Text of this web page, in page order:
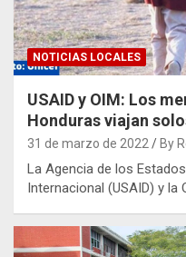
NOTICIAS LOCALES
USAID y OIM: Los
Honduras viajan
31 de marzo de 2022 By
La Agencia de los
Internacional (USAID) y